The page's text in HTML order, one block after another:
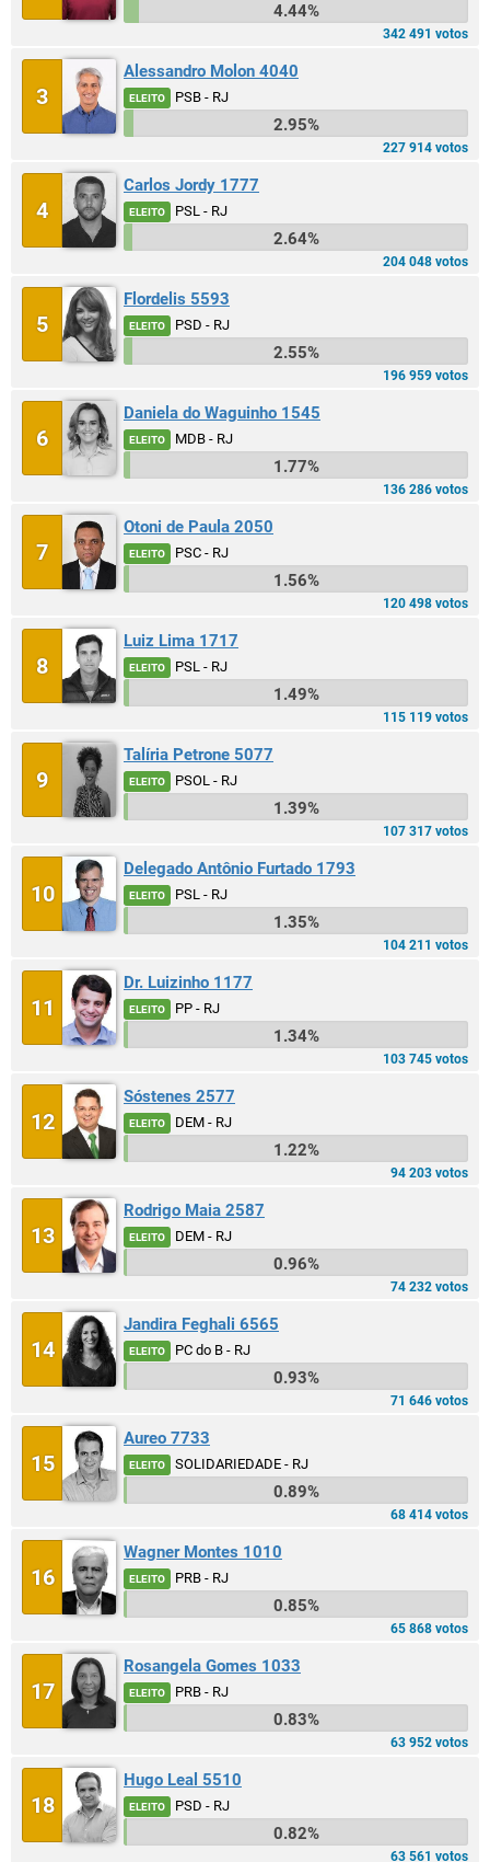
4.44%
342 491 votos
3
Alessandro Molon 4040
ELEITO PSB - RJ
2.95%
227 914 votos
4
Carlos Jordy 1777
ELEITO PSL - RJ
2.64%
204 048 votos
5
Flordelis 5593
ELEITO PSD - RJ
2.55%
196 959 votos
6
Daniela do Waguinho 1545
ELEITO MDB - RJ
1.77%
136 286 votos
7
Otoni de Paula 2050
ELEITO PSC - RJ
1.56%
120 498 votos
8
Luiz Lima 1717
ELEITO PSL - RJ
1.49%
115 119 votos
9
Talíria Petrone 5077
ELEITO PSOL - RJ
1.39%
107 317 votos
10
Delegado Antônio Furtado 1793
ELEITO PSL - RJ
1.35%
104 211 votos
11
Dr. Luizinho 1177
ELEITO PP - RJ
1.34%
103 745 votos
12
Sóstenes 2577
ELEITO DEM - RJ
1.22%
94 203 votos
13
Rodrigo Maia 2587
ELEITO DEM - RJ
0.96%
74 232 votos
14
Jandira Feghali 6565
ELEITO PC do B - RJ
0.93%
71 646 votos
15
Aureo 7733
ELEITO SOLIDARIEDADE - RJ
0.89%
68 414 votos
16
Wagner Montes 1010
ELEITO PRB - RJ
0.85%
65 868 votos
17
Rosangela Gomes 1033
ELEITO PRB - RJ
0.83%
63 952 votos
18
Hugo Leal 5510
ELEITO PSD - RJ
0.82%
63 561 votos